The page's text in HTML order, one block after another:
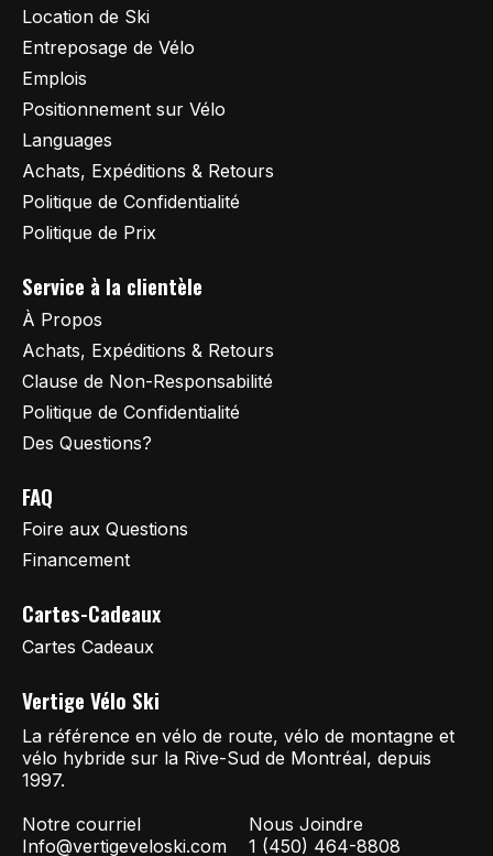
Location de Ski
Entreposage de Vélo
Emplois
Positionnement sur Vélo
Languages
Achats, Expéditions & Retours
Politique de Confidentialité
Politique de Prix
Service à la clientèle
À Propos
Achats, Expéditions & Retours
Clause de Non-Responsabilité
Politique de Confidentialité
Des Questions?
FAQ
Foire aux Questions
Financement
Cartes-Cadeaux
Cartes Cadeaux
Vertige Vélo Ski
La référence en vélo de route, vélo de montagne et
vélo hybride sur la Rive-Sud de Montréal, depuis
1997.
Notre courriel
Info@vertigeveloski.com
Nous Joindre
1 (450) 464-8808